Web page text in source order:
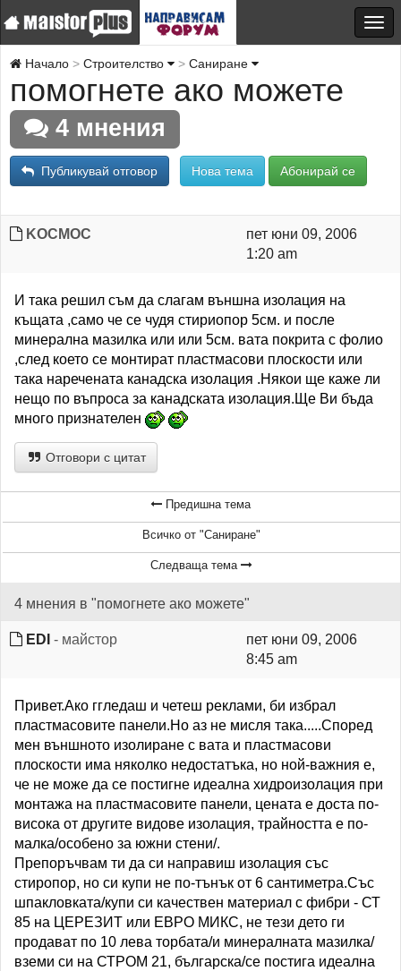
Начало Строителство Саниране
помогнете ако можете
4 мнения
Публикувай отговор Нова тема Абонирай се
KOCMOC
пет юни 09, 2006
1:20 am
И така решил съм да слагам външна изолация на
къщата ,само че се чудя стириопор 5см. и после
минерална мазилка или или 5см. вата покрита с фолио
,след което се монтират пластмасови плоскости или
така наречената канадска изолация .Някои ще каже ли
нещо по въпроса за канадската изолация.Ще Ви бъда
много признателен
Отговори с цитат
Предишна тема
Всичко от "Саниране"
Следваща тема
4 мнения в "помогнете ако можете"
EDI - майстор
пет юни 09, 2006
8:45 am
Привет.Ако ггледаш и четеш реклами, би избрал
пластмасовите панели.Но аз не мисля така.....Според
мен външното изолиране с вата и пластмасови
плоскости има няколко недостатъка, но ной-важния е,
че не може да се постигне идеална хидроизолация при
монтажа на пластмасовите панели, цената е доста по-
висока от другите видове изолация, трайността е по-
малка/особено за южни стени/.
Препоръчвам ти да си направиш изолация със
стиропор, но си купи не по-тънък от 6 сантиметра.Със
шпакловката/купи си качествен материал с фибри - СТ
85 на ЦЕРЕЗИТ или ЕВРО МИКС, не тези дето ги
продават по 10 лева торбата/и минералната мазилка/
вземи си на СТРОМ 21, българска/се постига идеална